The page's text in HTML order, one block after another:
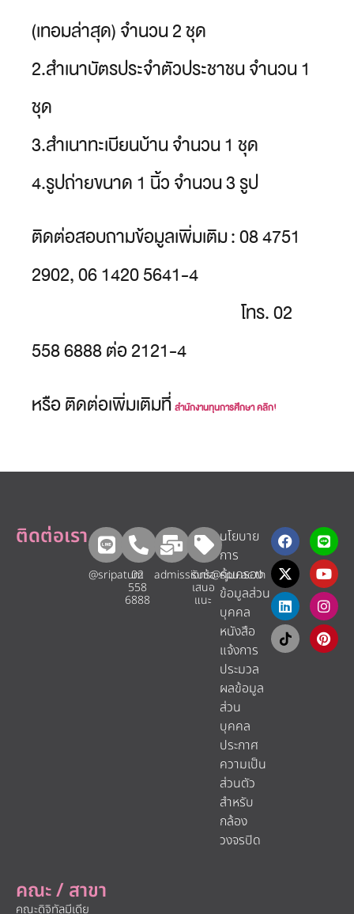
(เทอมล่าสุด) จำนวน 2 ชุด
2.สำเนาบัตรประจำตัวประชาชน จำนวน 1
ชุด
3.สำเนาทะเบียนบ้าน จำนวน 1 ชุด
4.รูปถ่ายขนาด 1 นิ้ว จำนวน 3 รูป
ติดต่อสอบถามข้อมูลเพิ่มเติม : 08 4751
2902, 06 1420 5641-4
โทร. 02
558 6888 ต่อ 2121-4
หรือ ติดต่อเพิ่มเติมที่ สำนักงานทุนการศึกษา คลิก!
คณะ / สาขา
คณะดิจิทัลมีเดีย
ติดต่อเรา
@sripatum
02
558
6888
admissions@spu.ac.th
รับข้อ
เสนอ
แนะ​
นโยบาย
การ
คุ้มครอง
ข้อมูลส่วน
บุคคล
หนังสือ
แจ้งการ
ประมวล
ผลข้อมูล
ส่วน
บุคคล
ประกาศ
ความเป็น
ส่วนตัว
สำหรับ
กล้อง
วงจรปิด